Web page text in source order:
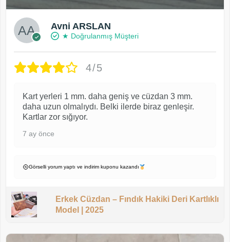
Avni ARSLAN
★ Doğrulanmış Müşteri
4/5
Kart yerleri 1 mm. daha geniş ve cüzdan 3 mm.
daha uzun olmalıydı. Belki ilerde biraz genleşir.
Kartlar zor sığıyor.
7 ay önce
Görselli yorum yaptı ve indirim kuponu kazandı
Erkek Cüzdan – Fındık Hakiki Deri Kartlıklı
Model | 2025